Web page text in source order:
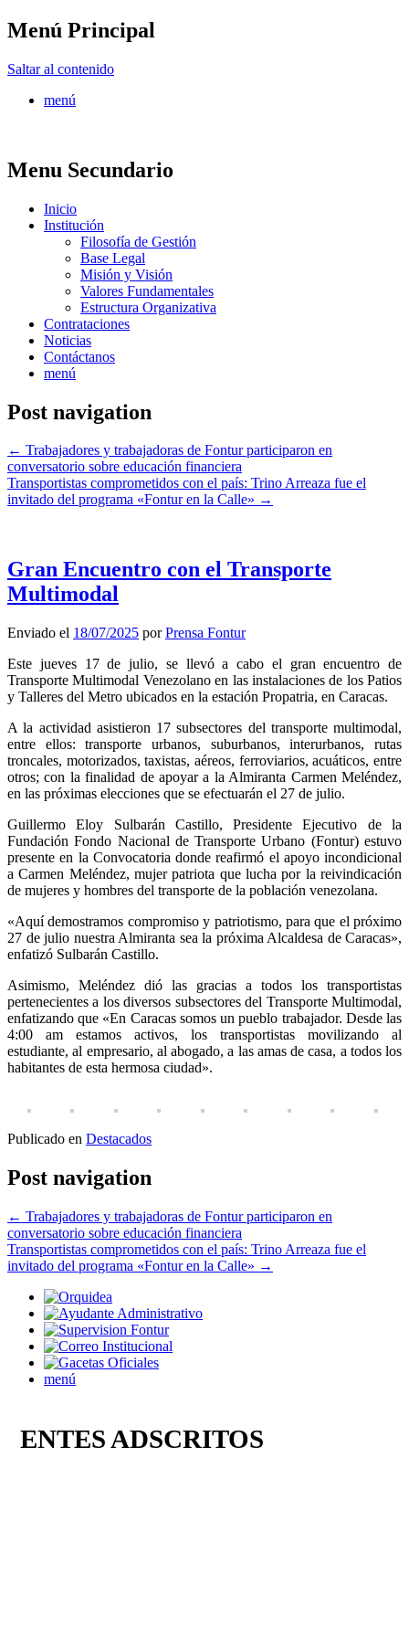
Menú Principal
Saltar al contenido
menú
Menu Secundario
Inicio
Institución
Filosofía de Gestión
Base Legal
Misión y Visión
Valores Fundamentales
Estructura Organizativa
Contrataciones
Noticias
Contáctanos
menú
Post navigation
← Trabajadores y trabajadoras de Fontur participaron en
conversatorio sobre educación financiera
Transportistas comprometidos con el país: Trino Arreaza fue el
invitado del programa «Fontur en la Calle» →
Gran Encuentro con el Transporte
Multimodal
Enviado el 18/07/2025 porPrensa Fontur
Este jueves 17 de julio, se llevó a cabo el gran encuentro de
Transporte Multimodal Venezolano en las instalaciones de los Patios
y Talleres del Metro ubicados en la estación Propatria, en Caracas.
A la actividad asistieron 17 subsectores del transporte multimodal,
entre ellos: transporte urbanos, suburbanos, interurbanos, rutas
troncales, motorizados, taxistas, aéreos, ferroviarios, acuáticos, entre
otros; con la finalidad de apoyar a la Almiranta Carmen Meléndez,
en las próximas elecciones que se efectuarán el 27 de julio.
Guillermo Eloy Sulbarán Castillo, Presidente Ejecutivo de la
Fundación Fondo Nacional de Transporte Urbano (Fontur) estuvo
presente en la Convocatoria donde reafirmó el apoyo incondicional
a Carmen Meléndez, mujer patriota que lucha por la reivindicación
de mujeres y hombres del transporte de la población venezolana.
«Aquí demostramos compromiso y patriotismo, para que el próximo
27 de julio nuestra Almiranta sea la próxima Alcaldesa de Caracas»,
enfatizó Sulbarán Castillo.
Asimismo, Meléndez dió las gracias a todos los transportistas
pertenecientes a los diversos subsectores del Transporte Multimodal,
enfatizando que «En Caracas somos un pueblo trabajador. Desde las
4:00 am estamos activos, los transportistas movilizando al
estudiante, al empresario, al abogado, a las amas de casa, a todos los
habitantes de esta hermosa ciudad».
Publicado en Destacados
Post navigation
← Trabajadores y trabajadoras de Fontur participaron en
conversatorio sobre educación financiera
Transportistas comprometidos con el país: Trino Arreaza fue el
invitado del programa «Fontur en la Calle» →
menú
ENTES ADSCRITOS